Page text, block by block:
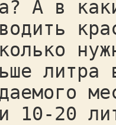
А в
10-20